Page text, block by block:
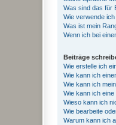
Was sind das für
Wie verwende
Was ist mein
Wenn ich bei
Beiträge
Wie erstelle ich
Wie kann ich
Wie kann ich
Wie kann ich
Wieso kann ich
Wie bearbeite
Warum kann ich